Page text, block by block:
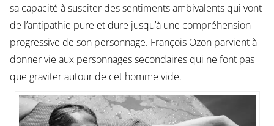
sa capacité à susciter des sentiments ambivalents qui vont
de l’antipathie pure et dure jusqu’à une compréhension
progressive de son personnage. François Ozon parvient à
donner vie aux personnages secondaires qui ne font pas
que graviter autour de cet homme vide.